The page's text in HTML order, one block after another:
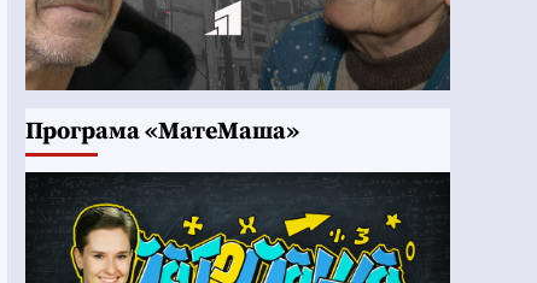
Програма «МатеМаша»